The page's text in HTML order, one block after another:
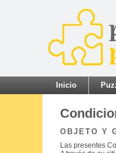
Inicio
OBJETO Y
Las presentes